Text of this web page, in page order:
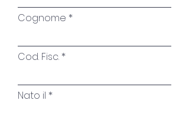
Cognome
Cod. Fisc.
Nato il